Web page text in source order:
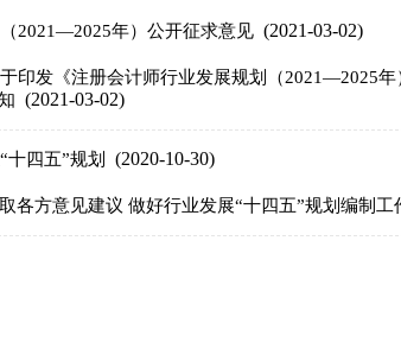
2021—2025年）公开征求意见(2021-03-02)
印发《注册会计师行业发展规划（2021—2025
(2021-03-02)
十四五”规划 (2020-10-30)
各方意见建议 做好行业发展“十四五”规划编制工